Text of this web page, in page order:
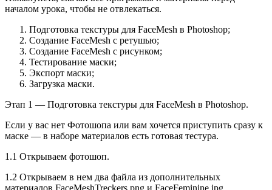
началом урока, чтобы не отвлекаться.
Подготовка текстуры для FaceMesh в Photoshop;
Создание FaceMesh с ретушью;
Создание FaceMesh с рисунком;
Тестирование маски;
Экспорт маски;
Загрузка маски.
Этап 1 — Подготовка текстуры для FaceMesh в Photoshop.
Если у вас нет Фотошопа или вам хочется приступить сразу к
маске — в наборе материалов есть готовая тестура.
1.1 Открываем фотошоп.
1.2 Открываем в нем два файла из дополнительных
материалов FaceMeshTreckers.png и FaceFeminine.jpg.